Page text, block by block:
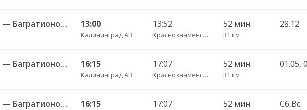
191 Калининград АВ — Багратионовск г. ч/з Стрельня п., Долгоруково п. 13:00
Калининград АВ
13:52
Краснознаменское п.
52 мин
31 км
28.12
191 Калининград АВ — Багратионовск г. ч/з Стрельня п., Долгоруково п. 16:15
Калининград АВ
17:07
Краснознаменское п.
52 мин
31 км
191 Калининград АВ — Багратионовск г. ч/з Стрельня п., Долгоруково п. 16:15 17:07 52 мин Сб,Вс